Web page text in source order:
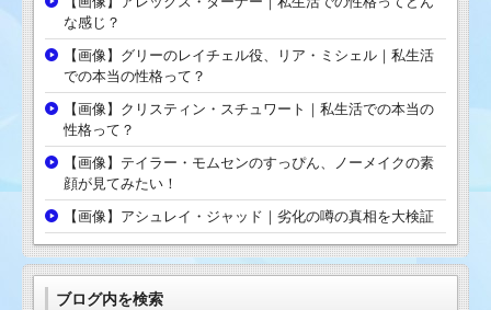
な感じ？
【画像】グリーのレイチェル役、リア・ミシェル｜私生活
での本当の性格って？
【画像】クリスティン・スチュワート｜私生活での本当の
性格って？
【画像】テイラー・モムセンのすっぴん、ノーメイクの素
顔が見てみたい！
【画像】アシュレイ・ジャッド｜劣化の噂の真相を大検証
ブログ内を検索